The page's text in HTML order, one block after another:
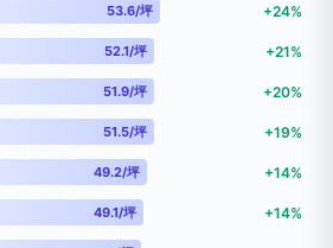
53.6/坪 +24%
52.1/坪 +21%
51.9/坪 +20%
51.5/坪 +19%
49.2/坪 +14%
49.1/坪 +14%